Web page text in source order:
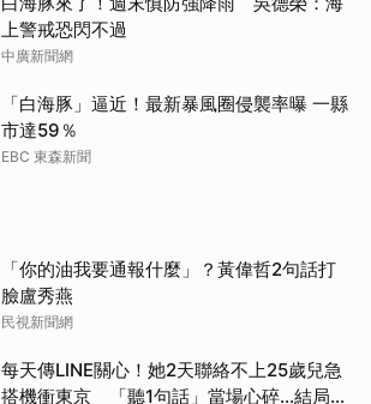
上警戒恐閃不過
中廣新聞網
「白海豚」逼近！最新暴風圈侵襲率曝 一縣
市達59％
EBC 東森新聞
「你的油我要通報什麼」？黃偉哲2句話打
臉盧秀燕
民視新聞網
每天傳LINE關心！她2天聯絡不上25歲兒急
搭機衝東京 「聽1句話」當場心碎...結局看